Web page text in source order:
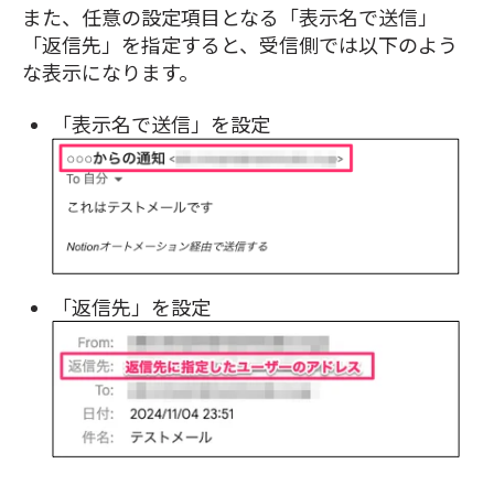
また、任意の設定項目となる「表示名で送信」
「返信先」を指定すると、受信側では以下のよう
な表示になります。
「表示名で送信」を設定
「返信先」を設定